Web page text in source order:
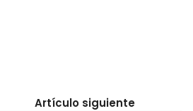
Artículo siguiente